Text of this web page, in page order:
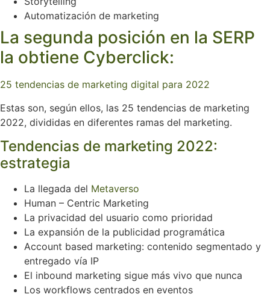
Automatización de marketing
La segunda posición en la SERP
la obtiene Cyberclick:
25 tendencias de marketing digital para 2022
Estas son, según ellos, las 25 tendencias de marketing
2022, divididas en diferentes ramas del marketing.
Tendencias de marketing 2022:
estrategia
La llegada del Metaverso
Human – Centric Marketing
La privacidad del usuario como prioridad
La expansión de la publicidad programática
Account based marketing: contenido segmentado y
entregado vía IP
El inbound marketing sigue más vivo que nunca
Los workflows centrados en eventos